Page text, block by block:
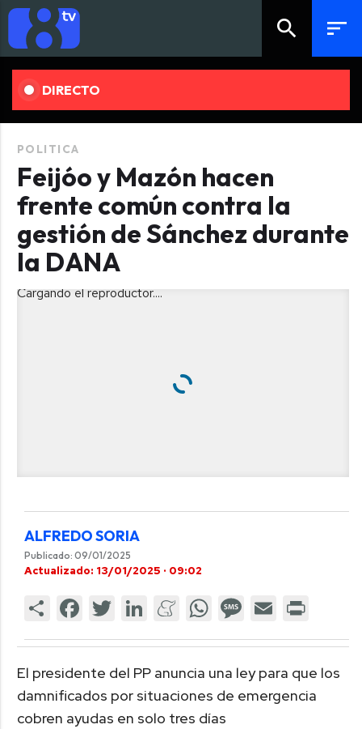
search sort
DIRECTO
POLITICA
Feijóo y Mazón hacen
frente común contra la
gestión de Sánchez durante
la DANA
Cargando el reproductor....
ALFREDO SORIA
Publicado: 09/01/2025
Actualizado: 13/01/2025 · 09:02
El presidente del PP anuncia una ley para que los
damnificados por situaciones de emergencia
cobren ayudas en solo tres días